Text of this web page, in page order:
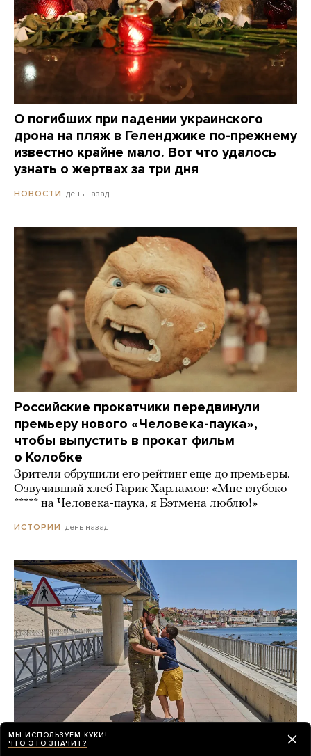
О погибших при падении украинского
дрона на пляж в Геленджике по-прежнему
известно крайне мало. Вот что удалось
узнать о жертвах за три дня
НОВОСТИ день назад
Российские прокатчики передвинули
премьеру нового «Человека-паука»,
чтобы выпустить в прокат фильм
о Колобке
Зрители обрушили его рейтинг еще до премьеры.
Озвучивший хлеб Гарик Харламов: «Мне глубоко
***** на Человека-паука, я Бэтмена люблю!»
ИСТОРИИ день назад
МЫ ИСПОЛЬЗУЕМ КУКИ!
ЧТО ЭТО ЗНАЧИТ?